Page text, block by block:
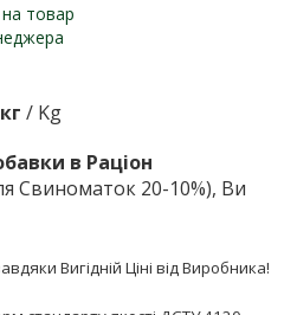
на товар
/ Kg
в Раціон
Свиноматок 20-10%), Ви
Вигідній Ціні від Виробника!